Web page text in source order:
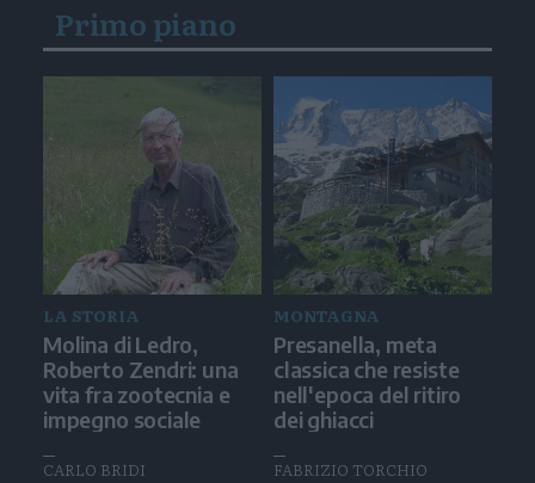
Primo piano
LA STORIA
Molina di Ledro,
Roberto Zendri: una
vita fra zootecnia e
impegno sociale
CARLO BRIDI
MONTAGNA
Presanella, meta
classica che resiste
nell'epoca del ritiro
dei ghiacci
FABRIZIO TORCHIO